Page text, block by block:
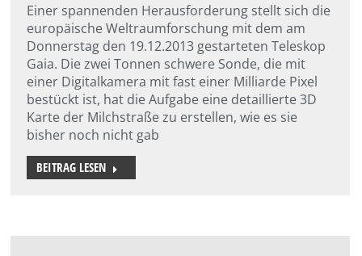
Einer spannenden Herausforderung stellt sich die
europäische Weltraumforschung mit dem am
Donnerstag den 19.12.2013 gestarteten Teleskop
Gaia. Die zwei Tonnen schwere Sonde, die mit
einer Digitalkamera mit fast einer Milliarde Pixel
bestückt ist, hat die Aufgabe eine detaillierte 3D
Karte der Milchstraße zu erstellen, wie es sie
bisher noch nicht gab
BEITRAG LESEN